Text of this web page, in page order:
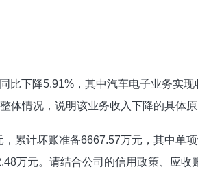
比下降5.91%，其中汽车电子业务实
体情况，说明该业务收入下降的具体原
累计坏账准备6667.57万元，其中单
万元。请结合公司的信用政策、应收